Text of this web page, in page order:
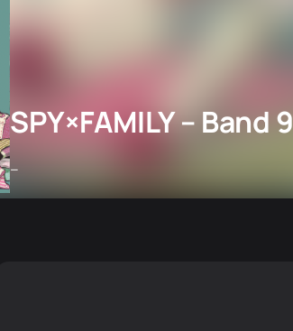
SPY×FAMILY – Band 9
–